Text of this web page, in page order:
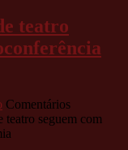
teatro
Comentários
teatro seguem com